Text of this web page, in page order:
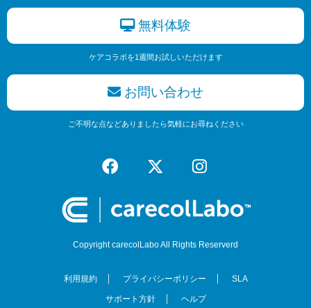
無料体験
ケアコラボを1週間お試しいただけます
お問い合わせ
ご不明な点などありましたら気軽にお尋ねください
Copyright carecolLabo All Rights Reserverd
利用規約 プライバシーポリシー SLA
サポート方針 ヘルプ